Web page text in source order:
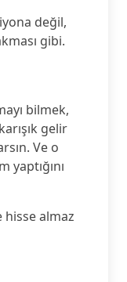
değil,
gibi.
bilmek,
gelir
Ve o
yaptığını
hisse almaz